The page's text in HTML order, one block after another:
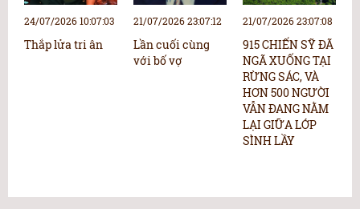
24/07/2026 10:07:03
Thắp lửa tri ân
21/07/2026 23:07:12
Lần cuối cùng
với bố vợ
21/07/2026 23:07:08
915 CHIẾN SỸ ĐÃ
NGÃ XUỐNG TẠI
RỪNG SÁC, VÀ
HƠN 500 NGƯỜI
VẪN ĐANG NẰM
LẠI GIỮA LỚP
SÌNH LẦY